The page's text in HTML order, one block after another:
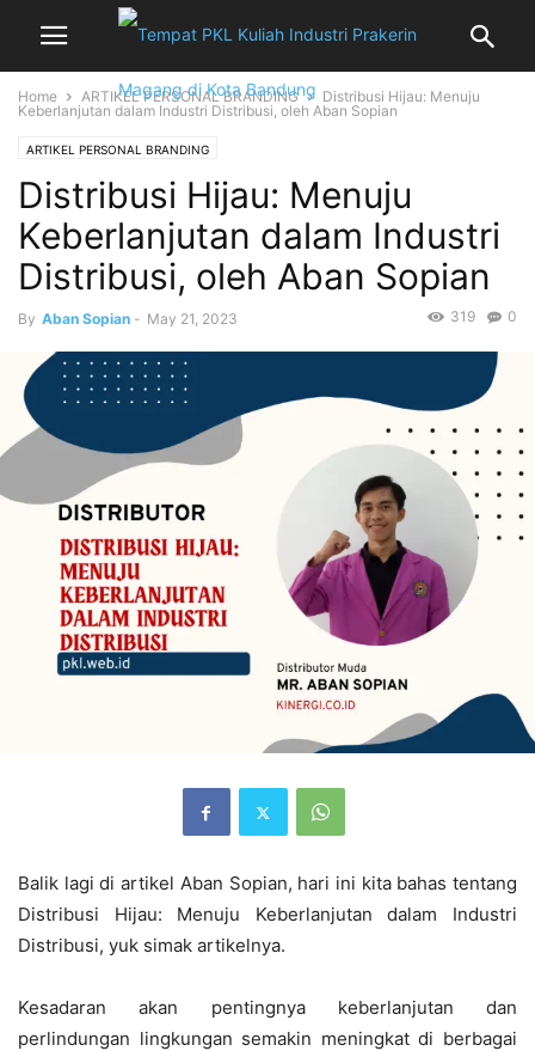
Home ARTIKEL PERSONAL BRANDING
Distribusi Hijau: Menuju
Keberlanjutan dalam Industri Distribusi, oleh Aban Sopian
ARTIKEL PERSONAL BRANDING
Distribusi Hijau: Menuju
Keberlanjutan dalam Industri
Distribusi, oleh Aban Sopian
By Aban Sopian - May 21, 2023 0
319
Balik lagi di artikel Aban Sopian, hari ini kita bahas tentang
Distribusi Hijau: Menuju Keberlanjutan dalam Industri
Distribusi, yuk simak artikelnya.
Kesadaran akan pentingnya keberlanjutan dan
perlindungan lingkungan semakin meningkat di berbagai